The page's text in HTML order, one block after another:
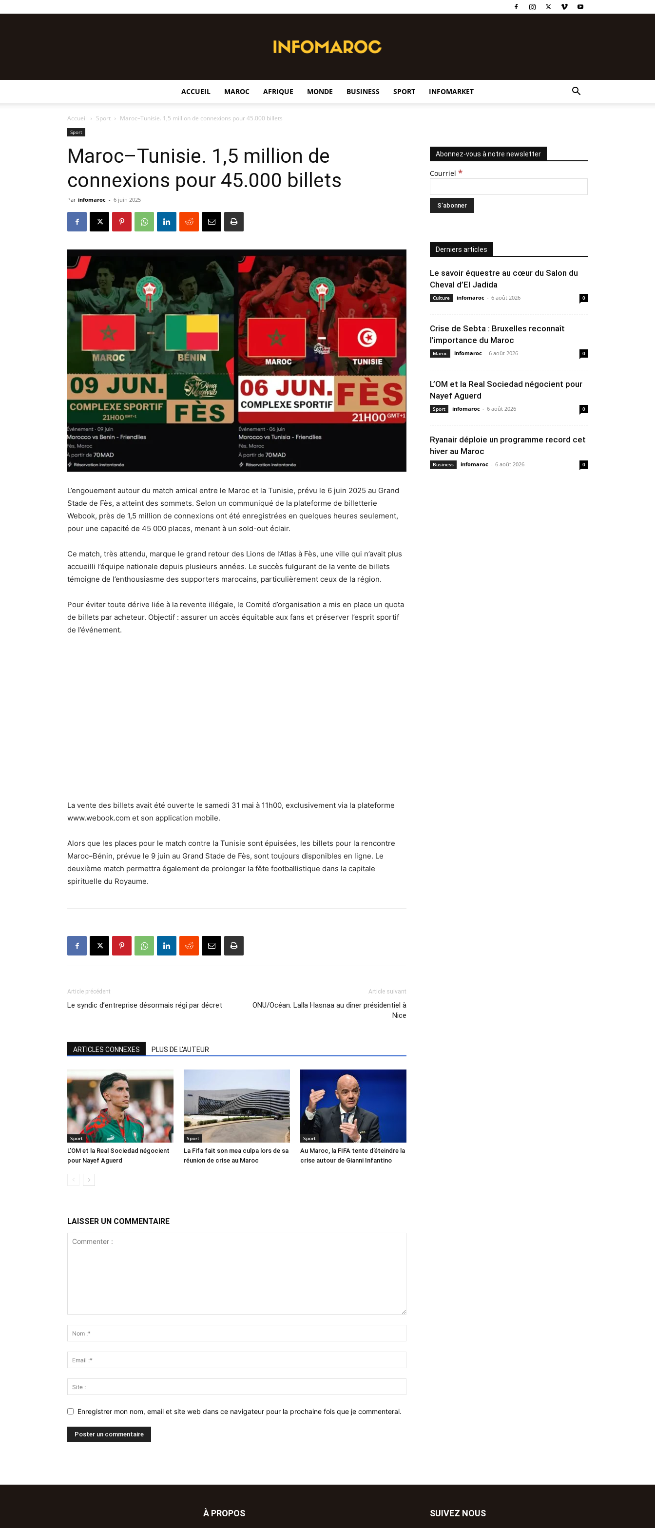
ACCUEIL MAROC AFRIQUE MONDE BUSINESS SPORT INFOMARKET
Accueil Sport Maroc–Tunisie. 1,5 million de connexions pour 45.000 billets
Sport
Maroc–Tunisie. 1,5 million de
connexions pour 45.000 billets
Par infomaroc - 6 juin 2025
L’engouement autour du match amical entre le Maroc et la Tunisie, prévu le 6 juin 2025 au Grand
Stade de Fès, a atteint des sommets. Selon un communiqué de la plateforme de billetterie
Webook, près de 1,5 million de connexions ont été enregistrées en quelques heures seulement,
pour une capacité de 45 000 places, menant à un sold-out éclair.
Ce match, très attendu, marque le grand retour des Lions de l’Atlas à Fès, une ville qui n’avait plus
accueilli l’équipe nationale depuis plusieurs années. Le succès fulgurant de la vente de billets
témoigne de l’enthousiasme des supporters marocains, particulièrement ceux de la région.
Pour éviter toute dérive liée à la revente illégale, le Comité d’organisation a mis en place un quota
de billets par acheteur. Objectif : assurer un accès équitable aux fans et préserver l’esprit sportif
de l’événement.
La vente des billets avait été ouverte le samedi 31 mai à 11h00, exclusivement via la plateforme
www.webook.com et son application mobile.
Alors que les places pour le match contre la Tunisie sont épuisées, les billets pour la rencontre
Maroc–Bénin, prévue le 9 juin au Grand Stade de Fès, sont toujours disponibles en ligne. Le
deuxième match permettra également de prolonger la fête footballistique dans la capitale
spirituelle du Royaume.
Article précédent
Le syndic d’entreprise désormais régi par décret
Article suivant
ONU/Océan. Lalla Hasnaa au dîner présidentiel à
Nice
ARTICLES CONNEXES PLUS DE L'AUTEUR
Sport
L’OM et la Real Sociedad négocient
pour Nayef Aguerd
Sport
La Fifa fait son mea culpa lors de sa
réunion de crise au Maroc
Sport
Au Maroc, la FIFA tente d’éteindre la
crise autour de Gianni Infantino
LAISSER UN COMMENTAIRE
Enregistrer mon nom, email et site web dans ce navigateur pour la prochaine fois que je commenterai.
Abonnez-vous à notre newsletter
Courriel *
Derniers articles
Le savoir équestre au cœur du Salon du
Cheval d’El Jadida
Culture infomaroc - 6 août 2026 0
Crise de Sebta : Bruxelles reconnaît
l’importance du Maroc
Maroc infomaroc - 6 août 2026 0
L’OM et la Real Sociedad négocient pour
Nayef Aguerd
Sport infomaroc - 6 août 2026 0
Ryanair déploie un programme record cet
hiver au Maroc
Business infomaroc - 6 août 2026 0
À PROPOS SUIVEZ NOUS